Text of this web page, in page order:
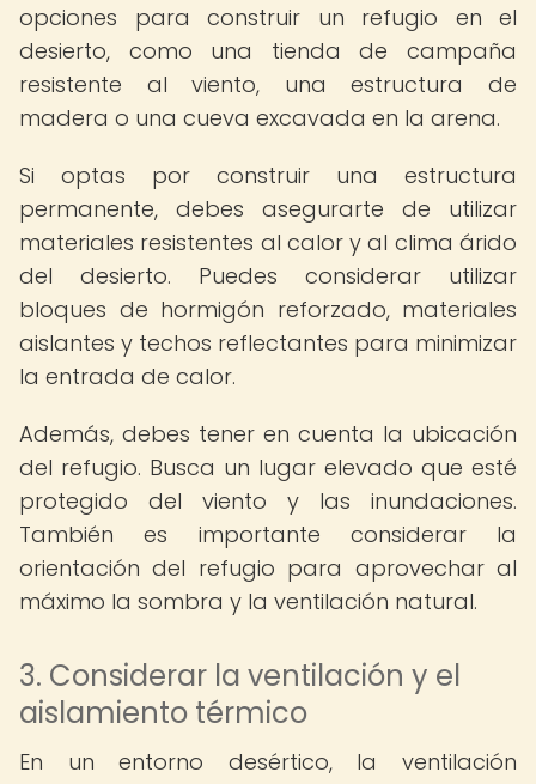
opciones para construir un refugio en el
desierto, como una tienda de campaña
resistente al viento, una estructura de
madera o una cueva excavada en la arena.
Si optas por construir una estructura
permanente, debes asegurarte de utilizar
materiales resistentes al calor y al clima árido
del desierto. Puedes considerar utilizar
bloques de hormigón reforzado, materiales
aislantes y techos reflectantes para minimizar
la entrada de calor.
Además, debes tener en cuenta la ubicación
del refugio. Busca un lugar elevado que esté
protegido del viento y las inundaciones.
También es importante considerar la
orientación del refugio para aprovechar al
máximo la sombra y la ventilación natural.
3. Considerar la ventilación y el
aislamiento térmico
En un entorno desértico, la ventilación